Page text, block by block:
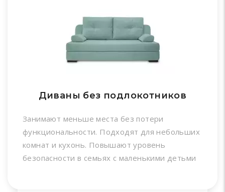
Диваны без подлокотников
Занимают меньше места без потери
функциональности. Подходят для небольших
комнат и кухонь. Повышают уровень
безопасности в семьях с маленькими детьми